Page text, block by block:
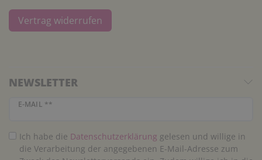
Vertrag widerrufen
NEWSLETTER
E-MAIL **
Newsletter Honig
Ich habe die Daten­schutz­erklärung gelesen und willige in
die Verarbeitung der angegebenen E-Mail-Adresse zum